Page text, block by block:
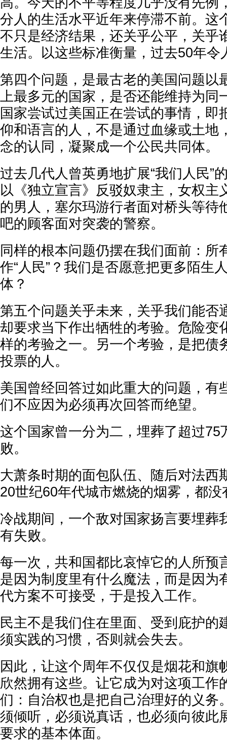
分人的生活水平近年来停滞不前。这
不只是经济结果，还关乎公平，关乎
生活。以这些标准衡量，过去50年令
第四个问题，是最古老的美国问题以
上最多元的国家，是否还能维持为同
国家尝试过美国正在尝试的事情，即
仰和语言的人，不是通过血缘或土地
念的认同，凝聚成一个公民共同体。
过去几代人曾英勇地扩展“我们人民”
以《独立宣言》反驳奴隶主，女权主
的男人，塞尔玛游行者面对桥头等待
吧的顾客面对突袭的警察。
同样的根本问题仍摆在我们面前：所
作“人民”？我们是否愿意把更多陌生
体？
第五个问题关乎未来，关乎我们能否
却要求当下作出牺牲的考验。危险变
样的考验之一。另一个考验，是把债
投票的人。
美国曾经回答过如此重大的问题，有
们不应因为必须再次回答而绝望。
这个国家曾一分为二，埋葬了超过75
败。
大萧条时期的面包队伍、随后对法西
20世纪60年代城市燃烧的烟雾，都没
冷战期间，一个敌对国家扬言要埋葬
有失败。
每一次，共和国都比哀悼它的人所预
是因为制度里有什么魔法，而是因为
代方案不可接受，于是投入工作。
民主不是我们住在里面、受到庇护的
须实践的习惯，否则就会失去。
因此，让这个周年不仅仅是烟花和旗
欣然拥有这些。让它成为对这项工作
们：自治权也是把自己治理好的义务
须倾听，必须说真话，也必须向彼此
要求的基本体面。